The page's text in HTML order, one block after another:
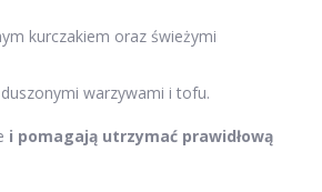
kurczakiem oraz świeżymi
warzywami i tofu.
i pomagają utrzymać prawidłową